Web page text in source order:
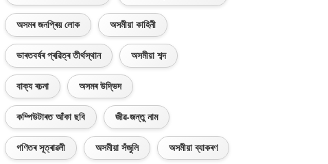
অসমৰ জনপ্ৰিয় লোক অসমীয়া কাহিনী
ভাৰতবৰ্ষৰ প্ৰৱিত্ৰ তীৰ্থস্থান অসমীয়া শব্দ
বাক্য ৰচনা অসমৰ উদ্ভিদ
কম্পিউটাৰত আঁকা ছবি জীৱ-জন্তু নাম
গণিতৰ সূত্ৰাৱলী অসমীয়া সঁজুলি অসমীয়া ব্যাকৰণ